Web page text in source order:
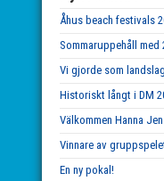
Åhus beach festivals
Sommaruppehåll med
Vi gjorde som
Historiskt långt i DM
Välkommen Hanna
Vinnare av
En ny pokal!